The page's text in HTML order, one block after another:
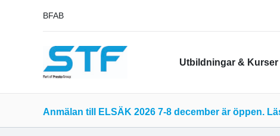
BFAB
Utbildningar & Kurser
Anmälan till ELSÄK 2026 7-8 december är öppen.